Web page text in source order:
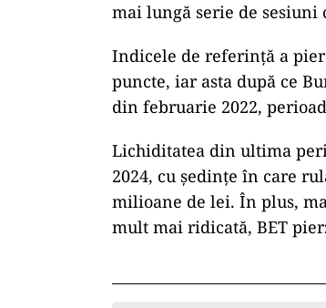
mai lungă serie de
Indicele de referinţă a
puncte, iar asta după ce
din februarie 2022,
Lichiditatea din ultima
2024, cu şedinţe în care
milioane de lei. În plus,
mult mai ridicată, BET